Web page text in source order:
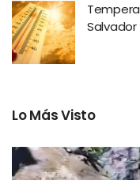
Salvador
Lo Más Visto